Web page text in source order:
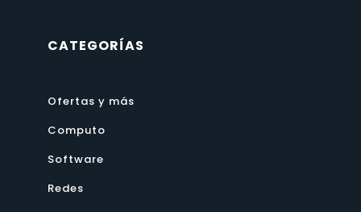
CATEGORÍAS
Ofertas y más
Computo
Software
Redes